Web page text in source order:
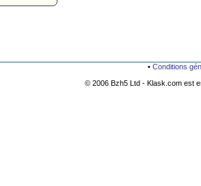
•Conditions
© 2006 Bzh5 Ltd - Klask.com est